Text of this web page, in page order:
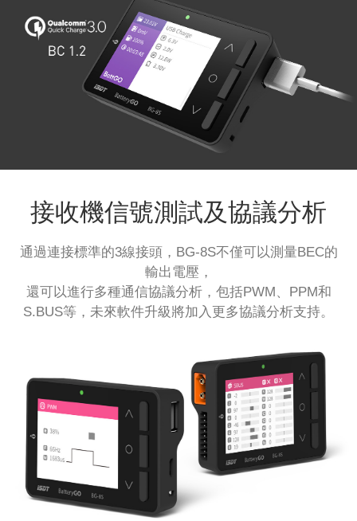
接收機信號測試及協議分析
通過連接標準的3線接頭，BG-8S不僅可以測量BEC的
輸出電壓，
還可以進行多種通信協議分析，包括PWM、PPM和
S.BUS等，未來軟件升級將加入更多協議分析支持。